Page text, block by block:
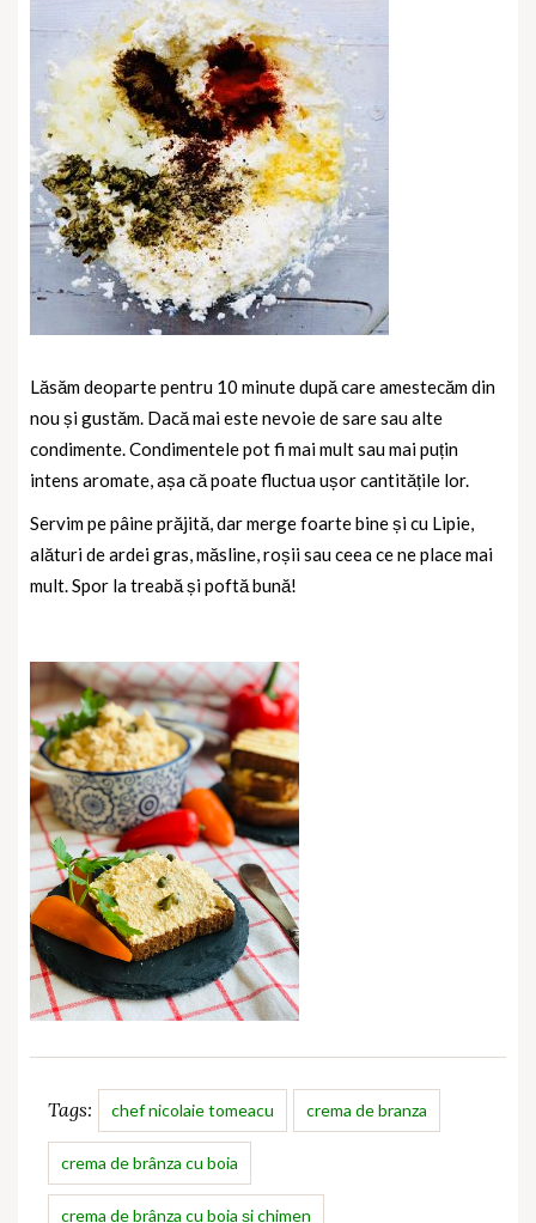
Lăsăm deoparte pentru 10 minute după care amestecăm din
nou și gustăm. Dacă mai este nevoie de sare sau alte
condimente. Condimentele pot fi mai mult sau mai puțin
intens aromate, așa că poate fluctua ușor cantitățile lor.
Servim pe pâine prăjită, dar merge foarte bine și cu Lipie,
alături de ardei gras, măsline, roșii sau ceea ce ne place mai
mult. Spor la treabă și poftă bună!
Tags: chef nicolaie tomeacu crema de branza
crema de brânza cu boia
crema de brânza cu boia și chimen